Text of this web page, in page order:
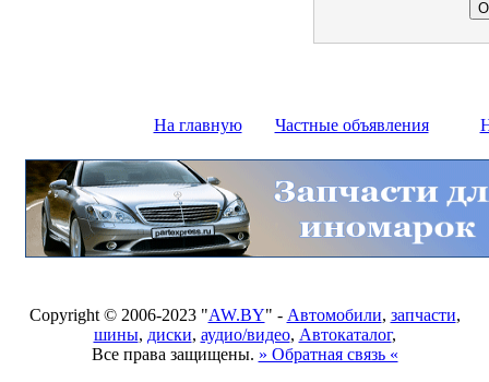
На главную Частные объявления
Copyright © 2006-2023 "AW.BY" - Автомобили, запчасти,
шины, диски, аудио/видео, Автокаталог,
Все права защищены. » Обратная связь «